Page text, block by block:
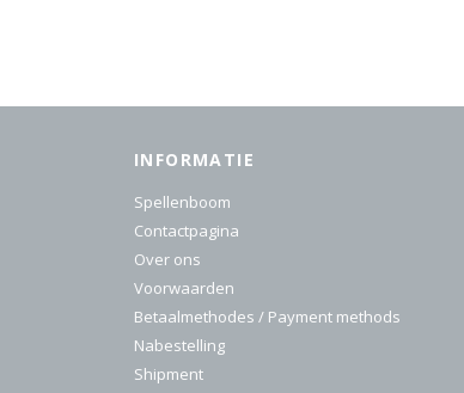
INFORMATIE
Spellenboom
Contactpagina
Over ons
Voorwaarden
Betaalmethodes / Payment methods
Nabestelling
Shipment